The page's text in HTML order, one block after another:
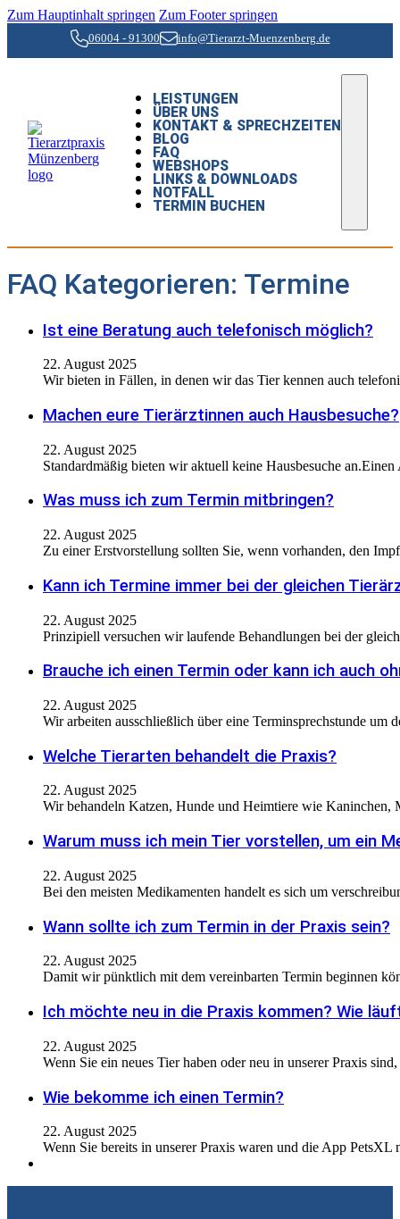
Zum Hauptinhalt springen Zum Footer springen
06004 - 91300 info@Tierarzt-Muenzenberg.de
LEISTUNGEN
ÜBER UNS
KONTAKT & SPRECHZEITEN
BLOG
FAQ
WEBSHOPS
LINKS & DOWNLOADS
NOTFALL
TERMIN BUCHEN
FAQ Kategorieren: Termine
Ist eine Beratung auch telefonisch möglich?
22. August 2025
Wir bieten in Fällen, in denen wir das Tier kennen auch
Machen eure Tierärztinnen auch Hausbesuche?
22. August 2025
Standardmäßig bieten wir aktuell keine Hausbesuche
Was muss ich zum Termin mitbringen?
22. August 2025
Zu einer Erstvorstellung sollten Sie, wenn vorhanden, den
Kann ich Termine immer bei der gleichen
22. August 2025
Prinzipiell versuchen wir laufende Behandlungen bei der
Brauche ich einen Termin oder kann ich auch
22. August 2025
Wir arbeiten ausschließlich über eine Terminsprechstunde
Welche Tierarten behandelt die Praxis?
22. August 2025
Wir behandeln Katzen, Hunde und Heimtiere wie
Warum muss ich mein Tier vorstellen, um ein
22. August 2025
Bei den meisten Medikamenten handelt es sich um
Wann sollte ich zum Termin in der Praxis sein?
22. August 2025
Damit wir pünktlich mit dem vereinbarten Termin beginnen
Ich möchte neu in die Praxis kommen? Wie
22. August 2025
Wenn Sie ein neues Tier haben oder neu in unserer Praxis
Wie bekomme ich einen Termin?
22. August 2025
Wenn Sie bereits in unserer Praxis waren und die App